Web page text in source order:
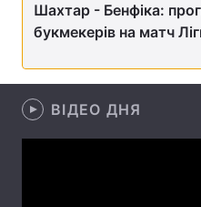
Спорт
Зброя
Здоров'я
Шахтар - Бенфіка:
букмекерів на матч
ВІДЕО ДНЯ